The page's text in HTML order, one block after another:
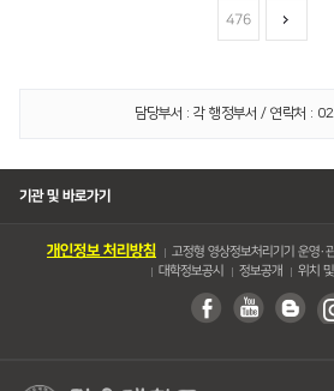
476
담당부서 : 각 행정부서 / 연락처 :
기관 및 바로가기
개인정보 처리방침 고정형 영상정보처리기기 운영・
대학정보공시
정보공개 위치